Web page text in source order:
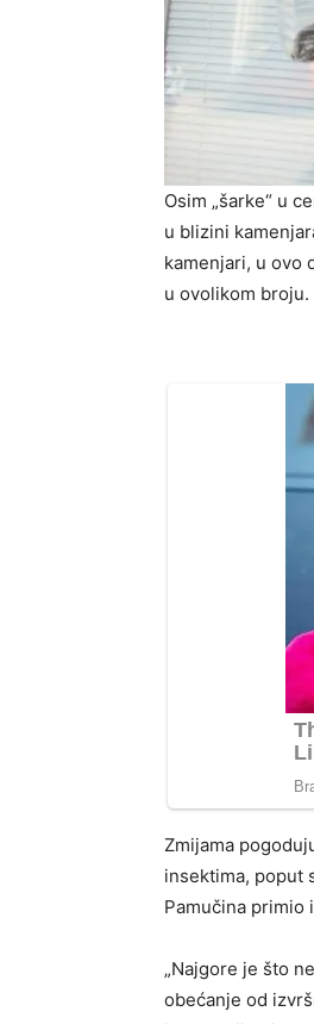
Osim „šarke“ u
u blizini
kamenjari, u ovo
u ovolikom broju.
Zmijama
insektima, poput
Pamučina primio
„Najgore je što
obećanje od